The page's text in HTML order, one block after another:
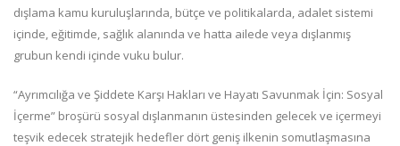
dışlama kamu kuruluşlarında, bütçe ve politikalarda, adalet sistemi
içinde, eğitimde, sağlık alanında ve hatta ailede veya dışlanmış
grubun kendi içinde vuku bulur.
“Ayrımcılığa ve Şiddete Karşı Hakları ve Hayatı Savunmak İçin: Sosyal
İçerme” broşürü sosyal dışlanmanın üstesinden gelecek ve içermeyi
teşvik edecek stratejik hedefler dört geniş ilkenin somutlaşmasına